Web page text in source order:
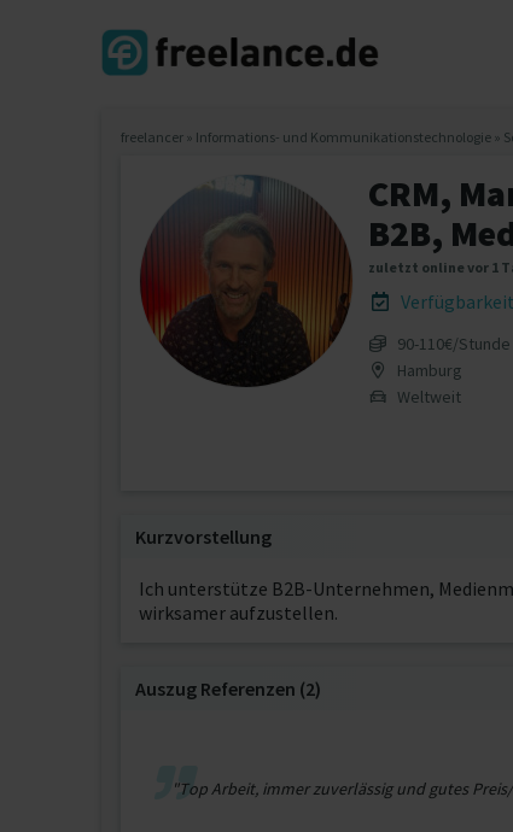
freelancer » Informations- und Kommunikationstechnologie »
CRM,
B2B,
zuletzt online vor 1
90‐110€/Stunde
Hamburg
Weltweit
Kurzvorstellung
Ich unterstütze B2B-Unternehmen,
wirksamer aufzustellen.
Auszug Referenzen (2)
"Top Arbeit, immer zuverlässig und gutes